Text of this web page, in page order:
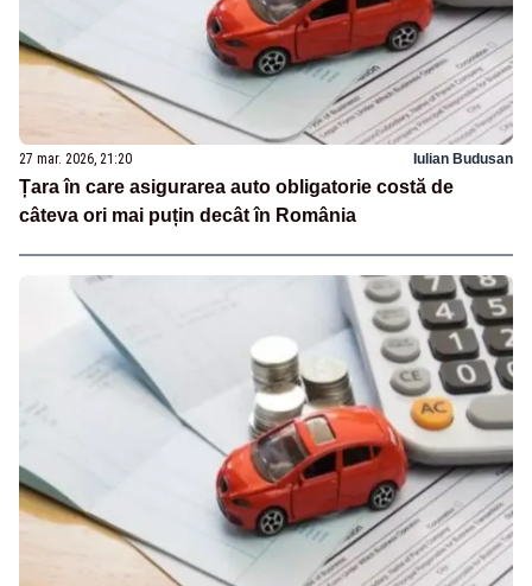
27 mar. 2026, 21:20 Iulian Budusan
Țara în care asigurarea auto obligatorie costă de
câteva ori mai puțin decât în România